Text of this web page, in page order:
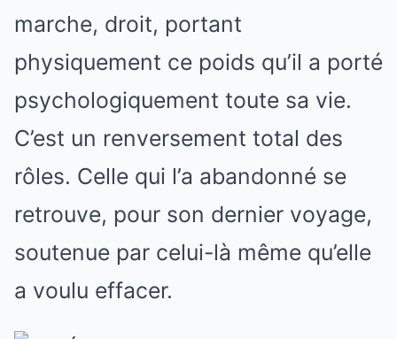
marche, droit, portant
physiquement ce poids qu’il a porté
psychologiquement toute sa vie.
C’est un renversement total des
rôles. Celle qui l’a abandonné se
retrouve, pour son dernier voyage,
soutenue par celui-là même qu’elle
a voulu effacer.